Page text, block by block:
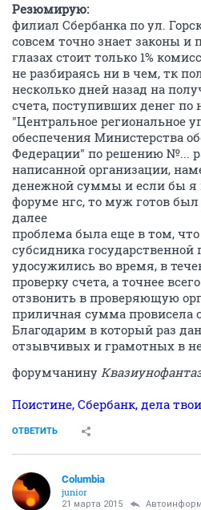
Резюмирую:
филиал Сбербанка по ул.
совсем точно знает законы и
глазах стоит только 1%
не разбираясь ни в чем, тк
несколько дней назад на
счета, поступивших денег
"Центральное региональное
обеспечения Министерства
Федерации" по решению №...
написанной организации,
денежной суммы и если бы я
форуме нгс, то муж готов был
далее
проблема была еще в том,
субсидника
удосужились во время, в
проверку счета, а точнее
отзвонить в проверяющую
приличная сумма провисела
Благодарим в который раз
отзывчивых и грамотных в
форумчанину
Поистине, Сбербанк, дела
ОТВЕТИТЬ
Columbia
junior
21 марта 2015